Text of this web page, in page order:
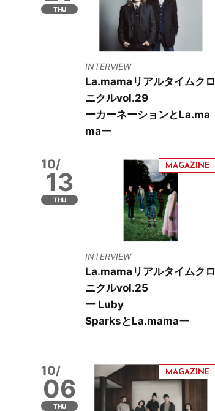
THU
INTERVIEW
La.mamaリアルタイムクロ
ニクルvol.29
ーカーネーションとLa.ma
maー
10/
13
THU
INTERVIEW
La.mamaリアルタイムクロ
ニクルvol.25
ー Luby
SparksとLa.mamaー
10/
06
THU